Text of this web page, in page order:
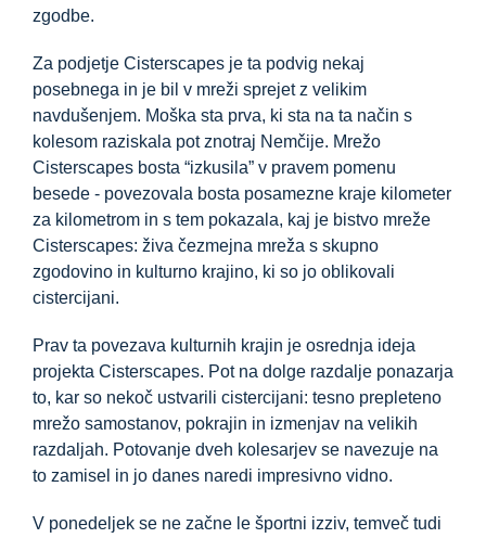
Slovenščina
zgodbe.
Za podjetje Cisterscapes je ta podvig nekaj
posebnega in je bil v mreži sprejet z velikim
navdušenjem. Moška sta prva, ki sta na ta način s
kolesom raziskala pot znotraj Nemčije. Mrežo
Cisterscapes bosta “izkusila” v pravem pomenu
besede - povezovala bosta posamezne kraje kilometer
za kilometrom in s tem pokazala, kaj je bistvo mreže
Cisterscapes: živa čezmejna mreža s skupno
zgodovino in kulturno krajino, ki so jo oblikovali
cistercijani.
Prav ta povezava kulturnih krajin je osrednja ideja
projekta Cisterscapes. Pot na dolge razdalje ponazarja
to, kar so nekoč ustvarili cistercijani: tesno prepleteno
mrežo samostanov, pokrajin in izmenjav na velikih
razdaljah. Potovanje dveh kolesarjev se navezuje na
to zamisel in jo danes naredi impresivno vidno.
V ponedeljek se ne začne le športni izziv, temveč tudi